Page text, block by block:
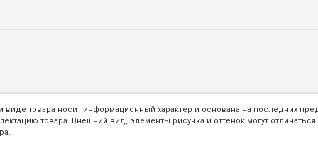
виде товара носит информационный характер и основана на последних
товара. Внешний вид, элементы рисунка и оттенок могут отличаться